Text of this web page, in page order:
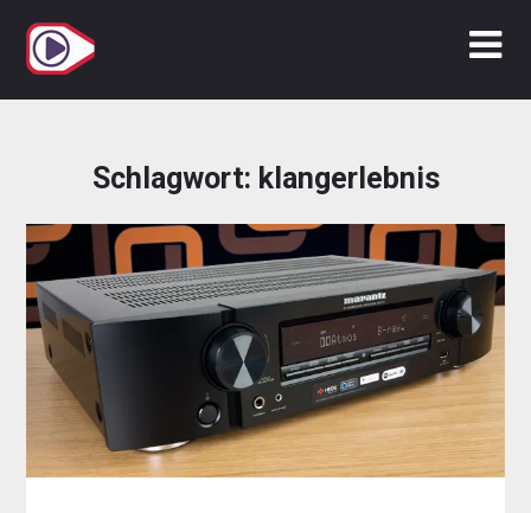
Inhalt
springen
Schlagwort: klangerlebnis